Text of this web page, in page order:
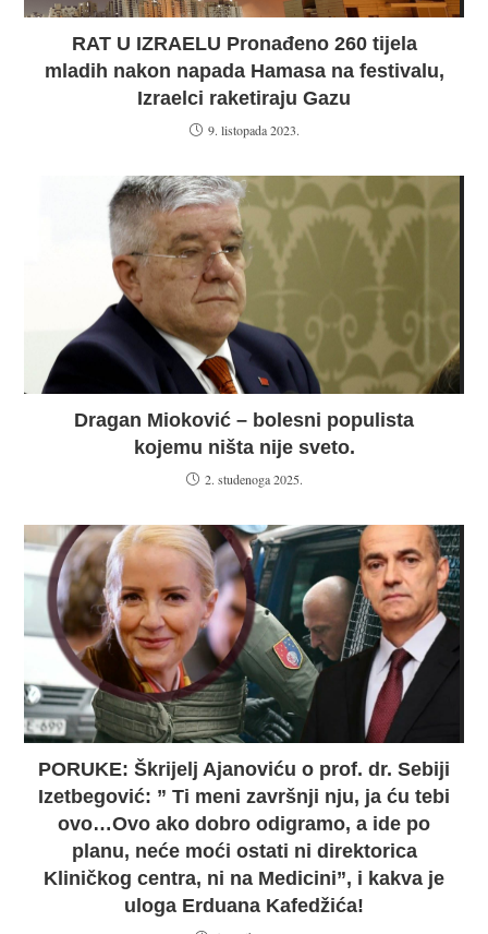
RAT U IZRAELU Pronađeno 260 tijela
mladih nakon napada Hamasa na festivalu,
Izraelci raketiraju Gazu
9. listopada 2023.
Dragan Mioković – bolesni populista
kojemu ništa nije sveto.
2. studenoga 2025.
PORUKE: Škrijelj Ajanoviću o prof. dr. Sebiji
Izetbegović: ” Ti meni završnji nju, ja ću tebi
ovo…Ovo ako dobro odigramo, a ide po
planu, neće moći ostati ni direktorica
Kliničkog centra, ni na Medicini”, i kakva je
uloga Erduana Kafedžića!